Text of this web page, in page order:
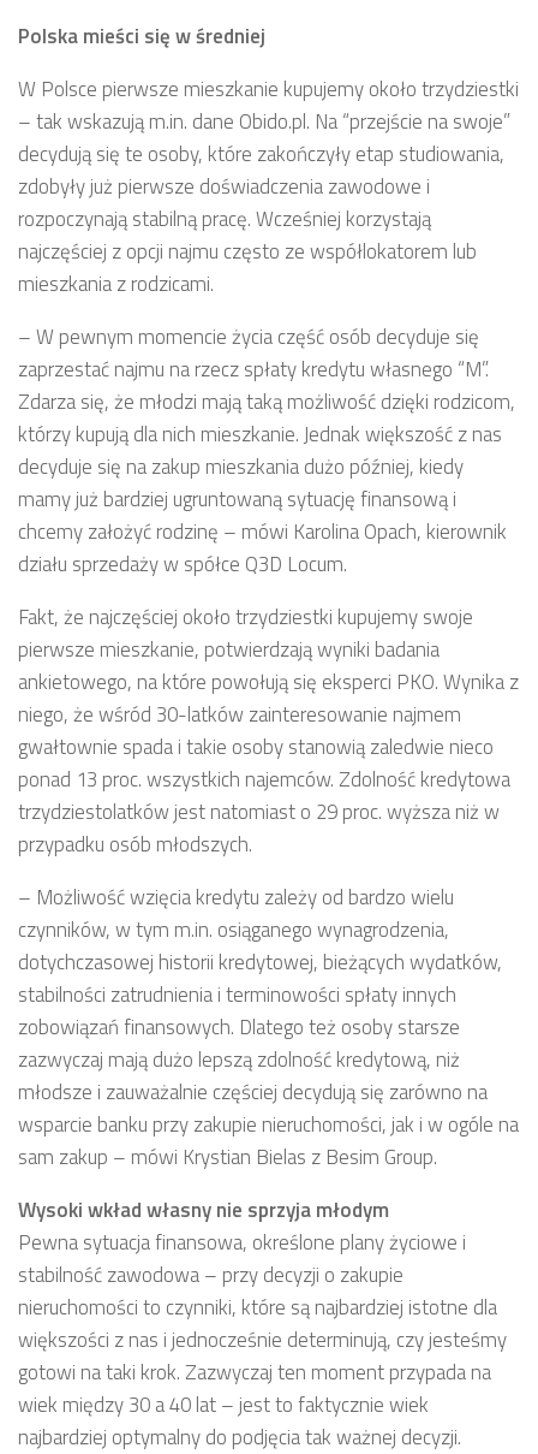
Polska mieści się w średniej
W Polsce pierwsze mieszkanie kupujemy około trzydziestki
– tak wskazują m.in. dane Obido.pl. Na “przejście na swoje”
decydują się te osoby, które zakończyły etap studiowania,
zdobyły już pierwsze doświadczenia zawodowe i
rozpoczynają stabilną pracę. Wcześniej korzystają
najczęściej z opcji najmu często ze współlokatorem lub
mieszkania z rodzicami.
– W pewnym momencie życia część osób decyduje się
zaprzestać najmu na rzecz spłaty kredytu własnego “M”.
Zdarza się, że młodzi mają taką możliwość dzięki rodzicom,
którzy kupują dla nich mieszkanie. Jednak większość z nas
decyduje się na zakup mieszkania dużo później, kiedy
mamy już bardziej ugruntowaną sytuację finansową i
chcemy założyć rodzinę – mówi Karolina Opach, kierownik
działu sprzedaży w spółce Q3D Locum.
Fakt, że najczęściej około trzydziestki kupujemy swoje
pierwsze mieszkanie, potwierdzają wyniki badania
ankietowego, na które powołują się eksperci PKO. Wynika z
niego, że wśród 30-latków zainteresowanie najmem
gwałtownie spada i takie osoby stanowią zaledwie nieco
ponad 13 proc. wszystkich najemców. Zdolność kredytowa
trzydziestolatków jest natomiast o 29 proc. wyższa niż w
przypadku osób młodszych.
– Możliwość wzięcia kredytu zależy od bardzo wielu
czynników, w tym m.in. osiąganego wynagrodzenia,
dotychczasowej historii kredytowej, bieżących wydatków,
stabilności zatrudnienia i terminowości spłaty innych
zobowiązań finansowych. Dlatego też osoby starsze
zazwyczaj mają dużo lepszą zdolność kredytową, niż
młodsze i zauważalnie częściej decydują się zarówno na
wsparcie banku przy zakupie nieruchomości, jak i w ogóle na
sam zakup – mówi Krystian Bielas z Besim Group.
Wysoki wkład własny nie sprzyja młodym
Pewna sytuacja finansowa, określone plany życiowe i
stabilność zawodowa – przy decyzji o zakupie
nieruchomości to czynniki, które są najbardziej istotne dla
większości z nas i jednocześnie determinują, czy jesteśmy
gotowi na taki krok. Zazwyczaj ten moment przypada na
wiek między 30 a 40 lat – jest to faktycznie wiek
najbardziej optymalny do podjęcia tak ważnej decyzji.